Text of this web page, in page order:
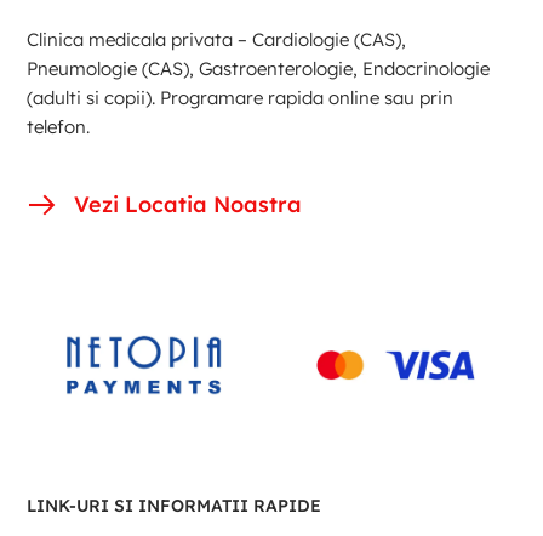
Clinica medicala privata – Cardiologie (CAS),
Pneumologie (CAS), Gastroenterologie, Endocrinologie
(adulti si copii). Programare rapida online sau prin
telefon.
Vezi Locatia Noastra
LINK-URI SI INFORMATII RAPIDE